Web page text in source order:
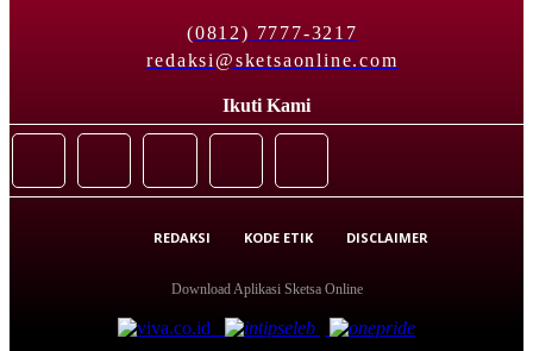
(0812) 7777-3217
redaksi@sketsaonline.com
Ikuti Kami
REDAKSI KODE ETIK DISCLAIMER
Download Aplikasi Sketsa Online